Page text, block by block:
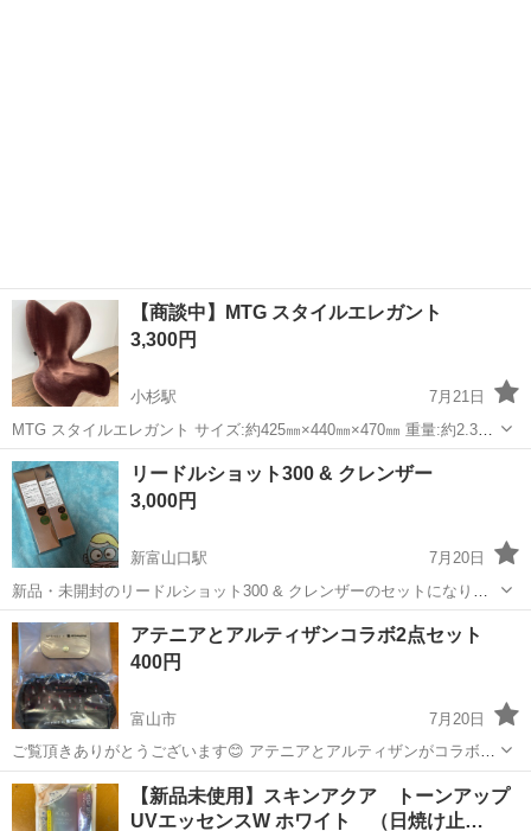
【商談中】MTG スタイルエレガント
3,300円
小杉駅
7月21日
MTG スタイルエレガント サイズ:約425㎜×440㎜×470㎜ 重量:約2.3㎏
状態:良 ご覧いただき誠にありがとうございます。 当商品につきまし
ては、店舗でのみ販売しており、配達・郵送などのサー...
富山 射水市 小杉駅 ボディケア
リードルショット300 & クレンザー
3,000円
新富山口駅
7月20日
新品・未開封のリードルショット300 & クレンザーのセットになりま
す。
富山 富山市 スキンケア
アテニアとアルティザンコラボ2点セット
400円
富山市
7月20日
ご覧頂きありがとうございます😊 アテニアとアルティザンがコラボし
た可愛い多機能スリムポーチと、フォルダブルトートバックの2点セッ
トになります⭐︎
富山 富山市 その他 アテニア
【新品未使用】スキンアクア トーンアップ
UVエッセンスW ホワイト （日焼け止…